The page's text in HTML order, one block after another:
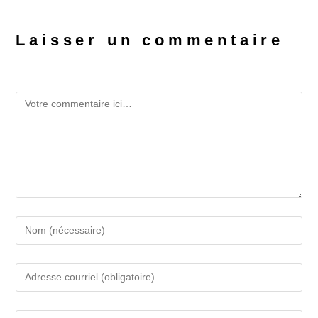
Laisser un commentaire